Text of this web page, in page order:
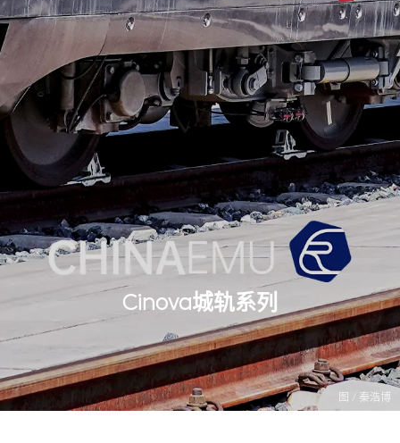
图 / 秦浩博
Cinova城轨系列